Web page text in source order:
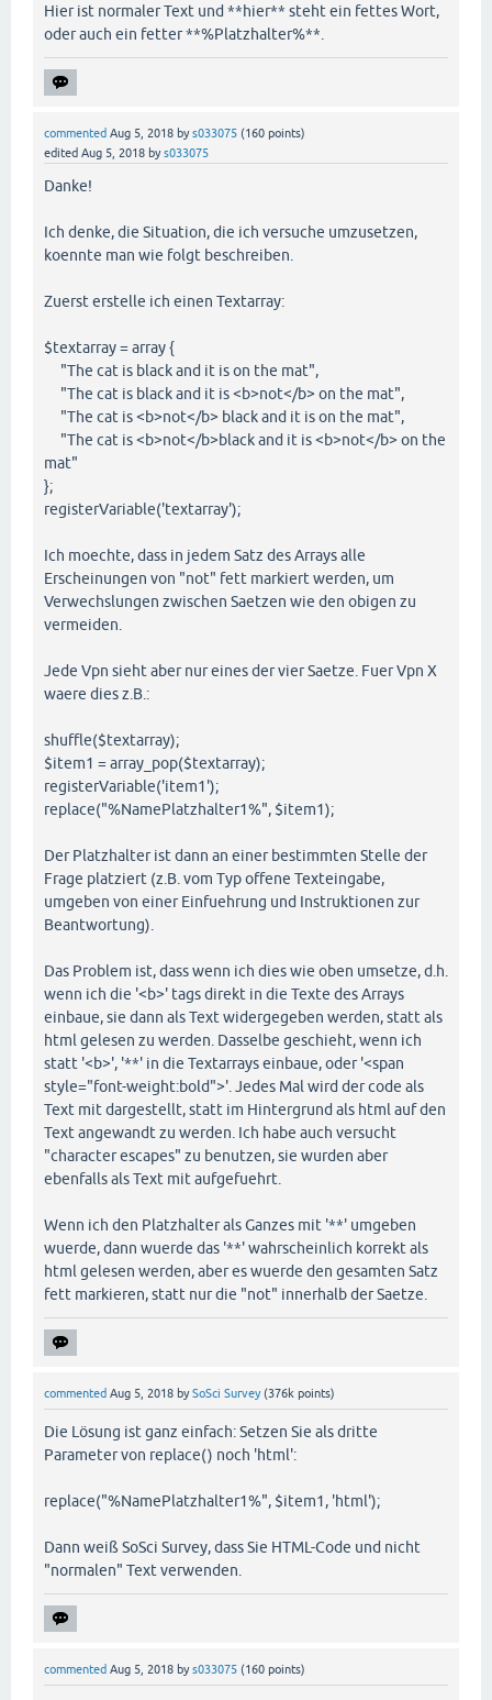
Hier ist normaler Text und **hier** steht ein fettes Wort,
oder auch ein fetter **%Platzhalter%**.
commented Aug 5, 2018 bys033075 (160 points)
edited Aug 5, 2018 bys033075
Danke!
Ich denke, die Situation, die ich versuche umzusetzen,
koennte man wie folgt beschreiben.
Zuerst erstelle ich einen Textarray:
$textarray = array {
"The cat is black and it is on the mat",
"The cat is black and it is <b>not</b> on the mat",
"The cat is <b>not</b> black and it is on the mat",
"The cat is <b>not</b>black and it is <b>not</b> on the
mat"
};
registerVariable('textarray');
Ich moechte, dass in jedem Satz des Arrays alle
Erscheinungen von "not" fett markiert werden, um
Verwechslungen zwischen Saetzen wie den obigen zu
vermeiden.
Jede Vpn sieht aber nur eines der vier Saetze. Fuer Vpn X
waere dies z.B.:
shuffle($textarray);
$item1 = array_pop($textarray);
registerVariable('item1');
replace("%NamePlatzhalter1%", $item1);
Der Platzhalter ist dann an einer bestimmten Stelle der
Frage platziert (z.B. vom Typ offene Texteingabe,
umgeben von einer Einfuehrung und Instruktionen zur
Beantwortung).
Das Problem ist, dass wenn ich dies wie oben umsetze, d.h.
wenn ich die '<b>' tags direkt in die Texte des Arrays
einbaue, sie dann als Text widergegeben werden, statt als
html gelesen zu werden. Dasselbe geschieht, wenn ich
statt '<b>', '**' in die Textarrays einbaue, oder '<span
style="font-weight:bold">'. Jedes Mal wird der code als
Text mit dargestellt, statt im Hintergrund als html auf den
Text angewandt zu werden. Ich habe auch versucht
"character escapes" zu benutzen, sie wurden aber
ebenfalls als Text mit aufgefuehrt.
Wenn ich den Platzhalter als Ganzes mit '**' umgeben
wuerde, dann wuerde das '**' wahrscheinlich korrekt als
html gelesen werden, aber es wuerde den gesamten Satz
fett markieren, statt nur die "not" innerhalb der Saetze.
commented Aug 5, 2018 bySoSci Survey (376k points)
Die Lösung ist ganz einfach: Setzen Sie als dritte
Parameter von replace() noch 'html':
replace("%NamePlatzhalter1%", $item1, 'html');
Dann weiß SoSci Survey, dass Sie HTML-Code und nicht
"normalen" Text verwenden.
commented Aug 5, 2018 bys033075 (160 points)